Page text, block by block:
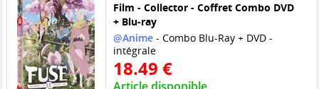
Film - Collector - Coffret Combo DVD
+ Blu-ray
@Anime- Combo Blu-Ray + DVD -
intégrale
18.49 €